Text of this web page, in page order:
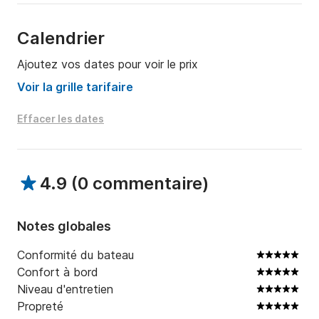
Calendrier
Ajoutez vos dates pour voir le prix
Voir la grille tarifaire
Effacer les dates
4.9 (0 commentaire)
Notes globales
Conformité du bateau
Confort à bord
Niveau d'entretien
Propreté